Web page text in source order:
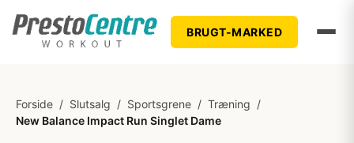
BRUGT-MARKED
Forside / Slutsalg / Sportsgrene / Træning /
New Balance Impact Run Singlet Dame